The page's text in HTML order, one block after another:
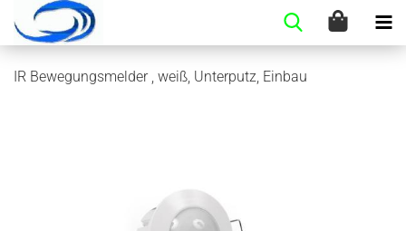
IR Be­we­gungs­mel­der , weiß, Un­ter­putz, Ein­bau